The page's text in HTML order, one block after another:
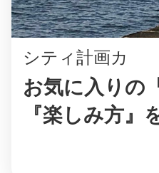
シティ計画カ
お気に入りの
『楽しみ方』